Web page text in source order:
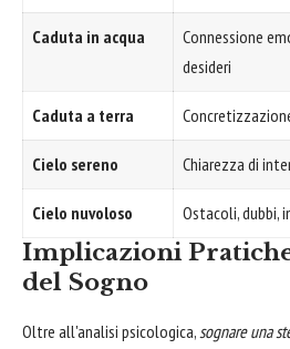
Caduta in acqua
Connessione
desideri
Caduta a terra
Cielo sereno Chiarezza di
Cielo nuvoloso Ostacoli, dubbi,
Implicazioni
del Sogno
Oltre all'analisi psicologica,sognare una